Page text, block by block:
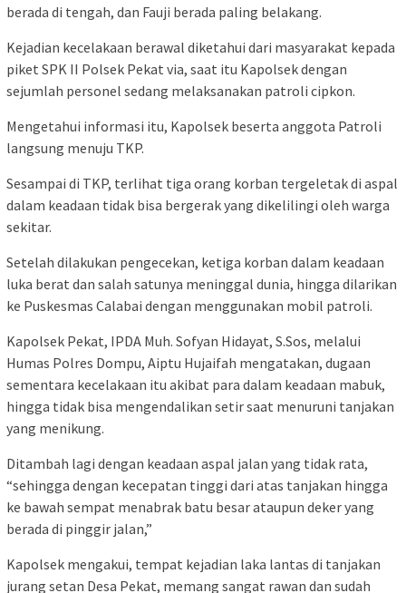
berada di tengah, dan Fauji berada paling belakang.
Kejadian kecelakaan berawal diketahui dari masyarakat kepada
piket SPK II Polsek Pekat via, saat itu Kapolsek dengan
sejumlah personel sedang melaksanakan patroli cipkon.
Mengetahui informasi itu, Kapolsek beserta anggota Patroli
langsung menuju TKP.
Sesampai di TKP, terlihat tiga orang korban tergeletak di aspal
dalam keadaan tidak bisa bergerak yang dikelilingi oleh warga
sekitar.
Setelah dilakukan pengecekan, ketiga korban dalam keadaan
luka berat dan salah satunya meninggal dunia, hingga dilarikan
ke Puskesmas Calabai dengan menggunakan mobil patroli.
Kapolsek Pekat, IPDA Muh. Sofyan Hidayat, S.Sos, melalui
Humas Polres Dompu, Aiptu Hujaifah mengatakan, dugaan
sementara kecelakaan itu akibat para dalam keadaan mabuk,
hingga tidak bisa mengendalikan setir saat menuruni tanjakan
yang menikung.
Ditambah lagi dengan keadaan aspal jalan yang tidak rata,
“sehingga dengan kecepatan tinggi dari atas tanjakan hingga
ke bawah sempat menabrak batu besar ataupun deker yang
berada di pinggir jalan,”
Kapolsek mengakui, tempat kejadian laka lantas di tanjakan
jurang setan Desa Pekat, memang sangat rawan dan sudah